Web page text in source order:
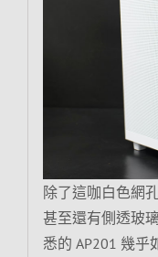
除了這咖白色網
甚至還有側透玻
悉的 AP201 幾乎